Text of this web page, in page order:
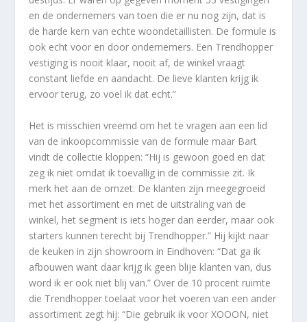
en de ondernemers van toen die er nu nog zijn, dat is
de harde kern van echte woondetaillisten. De formule is
ook echt voor en door ondernemers. Een Trendhopper
vestiging is nooit klaar, nooit af, de winkel vraagt
constant liefde en aandacht. De lieve klanten krijg ik
ervoor terug, zo voel ik dat echt.”
Het is misschien vreemd om het te vragen aan een lid
van de inkoopcommissie van de formule maar Bart
vindt de collectie kloppen: “Hij is gewoon goed en dat
zeg ik niet omdat ik toevallig in de commissie zit. Ik
merk het aan de omzet. De klanten zijn meegegroeid
met het assortiment en met de uitstraling van de
winkel, het segment is iets hoger dan eerder, maar ook
starters kunnen terecht bij Trendhopper.” Hij kijkt naar
de keuken in zijn showroom in Eindhoven: “Dat ga ik
afbouwen want daar krijg ik geen blije klanten van, dus
word ik er ook niet blij van.” Over de 10 procent ruimte
die Trendhopper toelaat voor het voeren van een ander
assortiment zegt hij: “Die gebruik ik voor XOOON, niet